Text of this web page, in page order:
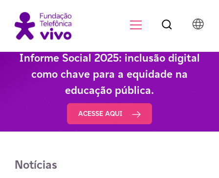
Informe Social 2025: inclusão digital
como chave para a equidade na
educação pública.
ACESSE AQUI
Notícias
Botão de